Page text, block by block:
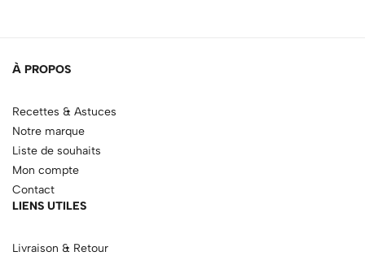
À PROPOS
Recettes & Astuces
Notre marque
Liste de souhaits
Mon compte
Contact
LIENS UTILES
Livraison & Retour